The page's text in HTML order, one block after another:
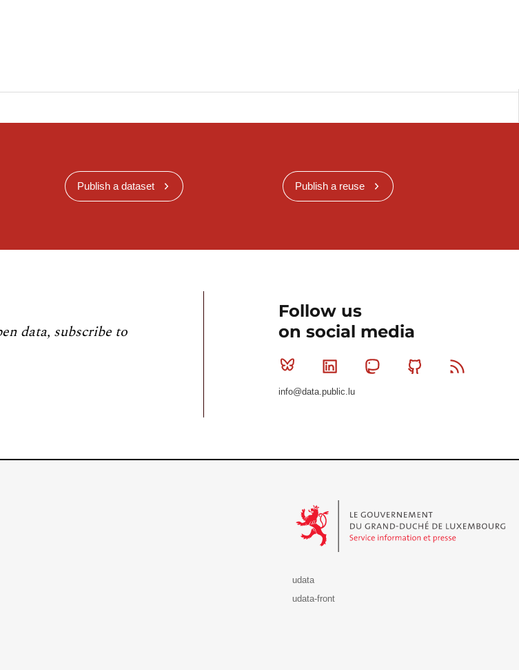
Publish a dataset Publish a reuse
data, subscribe to
Follow us
on social media
Bluesky Linkedin MastodonGithub
info@data.public.lu
udata
udata-front